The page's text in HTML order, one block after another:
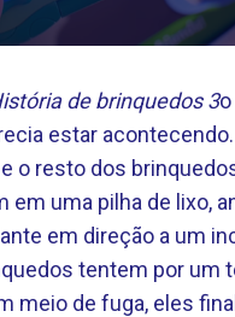
de brinquedos 3o
estar
o resto dos
em uma pilha de lixo,
em direção a um
tentem por um
meio de fuga, eles